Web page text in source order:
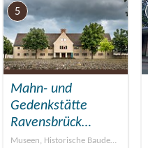
5
Mahn- und
Gedenkstätte
Ravensbrück…
Museen, Historische Baude…